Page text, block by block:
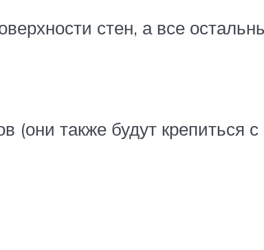
стен, а все
(они также будут крепиться